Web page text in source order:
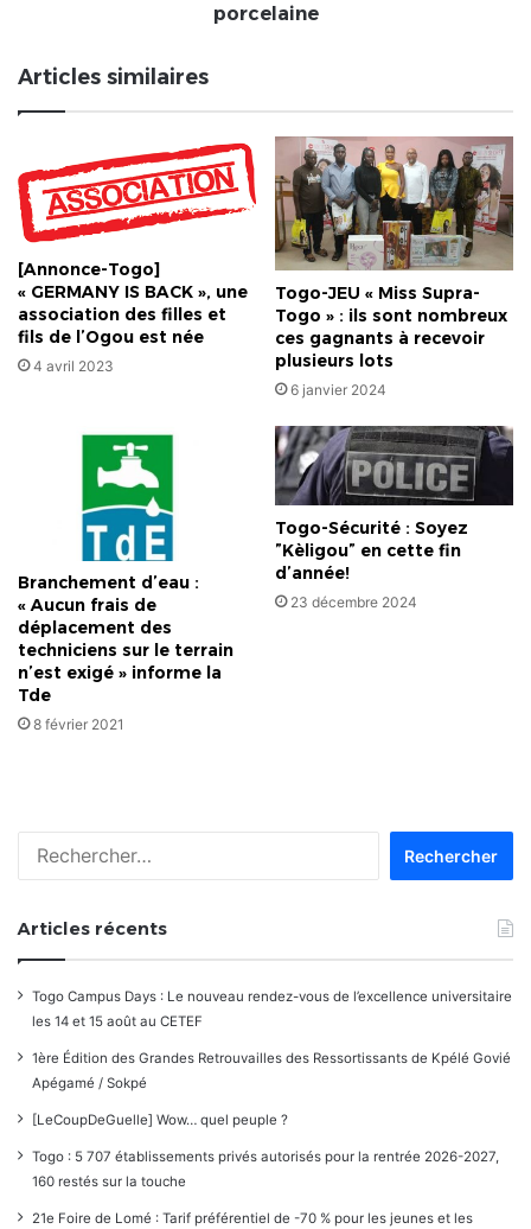
de
noces
porcelaine
Articles similaires
[Annonce-Togo]
« GERMANY IS BACK », une
association des filles et
fils de l’Ogou est née
4 avril 2023
Togo-JEU « Miss Supra-
Togo » : ils sont nombreux
ces gagnants à recevoir
plusieurs lots
6 janvier 2024
Branchement d’eau :
« Aucun frais de
déplacement des
techniciens sur le terrain
n’est exigé » informe la
Tde
8 février 2021
Togo-Sécurité : Soyez
”Kèligou” en cette fin
d’année!
23 décembre 2024
Articles récents
Togo Campus Days : Le nouveau rendez-vous de l’excellence universitaire
les 14 et 15 août au CETEF
1ère Édition des Grandes Retrouvailles des Ressortissants de Kpélé Govié
Apégamé / Sokpé
[LeCoupDeGuelle] Wow… quel peuple ?
Togo : 5 707 établissements privés autorisés pour la rentrée 2026-2027,
160 restés sur la touche
21e Foire de Lomé : Tarif préférentiel de -70 % pour les jeunes et les